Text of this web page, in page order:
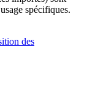
spécifiques.
des